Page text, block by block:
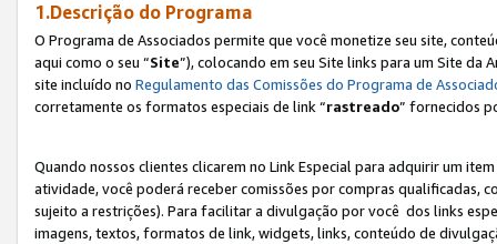
1.Descrição do Programa
O Programa de Associados permite que você monetize seu site,
aqui como o seu “Site”), colocando em seu Site links para um Site da
site incluído no Regulamento das Comissões do Programa de
corretamente os formatos especiais de link “rastreado” fornecidos
Quando nossos clientes clicarem no Link Especial para adquirir um
atividade, você poderá receber comissões por compras qualificadas,
sujeito a restrições). Para facilitar a divulgação por você dos links
imagens, textos, formatos de link, widgets, links, conteúdo de